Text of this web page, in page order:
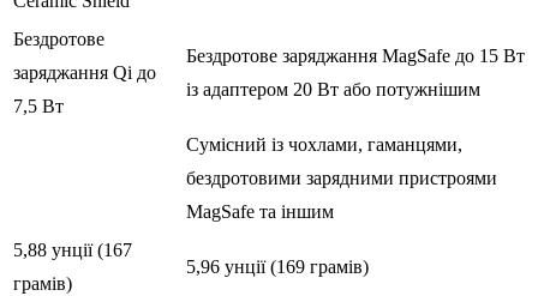
Бездротове
заряджання Qi до
7,5 Вт
Бездротове заряджання ‌MagSafe‌ до 15 Вт
із адаптером 20 Вт або потужнішим
Сумісний із чохлами, гаманцями,
бездротовими зарядними пристроями
‌MagSafe‌ та іншим
5,88 унції (167
грамів)
5,96 унції (169 грамів)